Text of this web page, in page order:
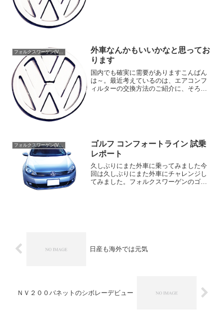
外車なんかもいいかなと思ってお
ります
国内でも確実に需要がありますこんばん
は～。最近考えているのは、エアコンフ
ィルターの交換方法のご紹介に、そろそ
フォルクスワーゲン(Volks Wagen)
ゴルフ コンフォートライン 試乗
レポート
久しぶりにまた外車に乗ってみました今
回は久しぶりにまた外車にチャレンジし
てみました。フォルクスワーゲンのゴル
日産も海外では元気
ＮＶ２００バネットのシボレーデビュー